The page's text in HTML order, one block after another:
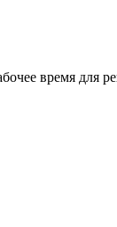
время для